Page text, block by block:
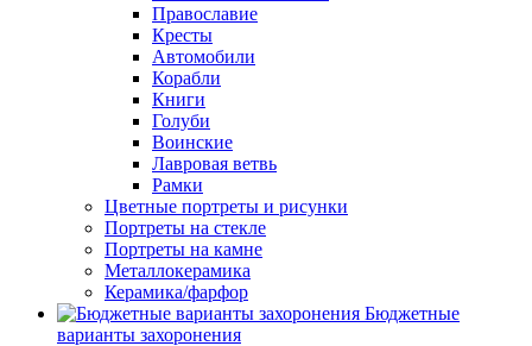
Православие
Кресты
Автомобили
Корабли
Книги
Голуби
Воинские
Лавровая ветвь
Рамки
Цветные портреты и рисунки
Портреты на стекле
Портреты на камне
Металлокерамика
Керамика/фарфор
Бюджетные
варианты захоронения